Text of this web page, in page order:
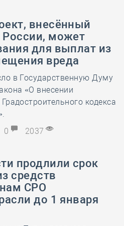
внесённый
России, может
для выплат из
вреда
в Государственную Думу
«О внесении
кодекса
0 2037
продлили срок
средств
СРО
до 1 января